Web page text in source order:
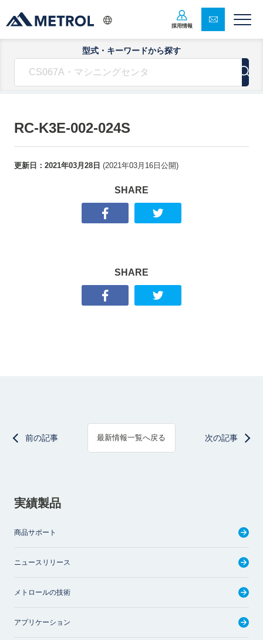
採用情報
型式・キーワードから探す
RC-K3E-002-024S
更新日： 2021年03月28日 (2021年03月16日 公開)
SHARE
SHARE
前の記事 最新情報一覧へ戻る 次の記事
実績製品
商品サポート
ニュースリリース
メトロールの技術
アプリケーション